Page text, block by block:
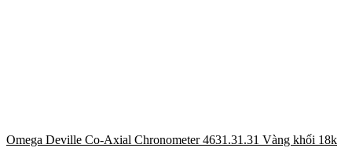
Omega Deville Co-Axial Chronometer 4631.31.31 Vàng khối 18k